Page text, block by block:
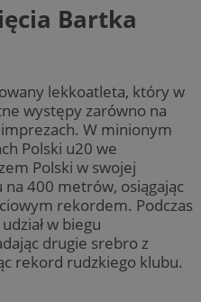
Bartka
lekkoatleta, który w
występy zarówno na
W minionym
Polski u20 we
Polski w swojej
400 metrów, osiągając
rekordem. Podczas
w biegu
drugie srebro z
rekord rudzkiego klubu.